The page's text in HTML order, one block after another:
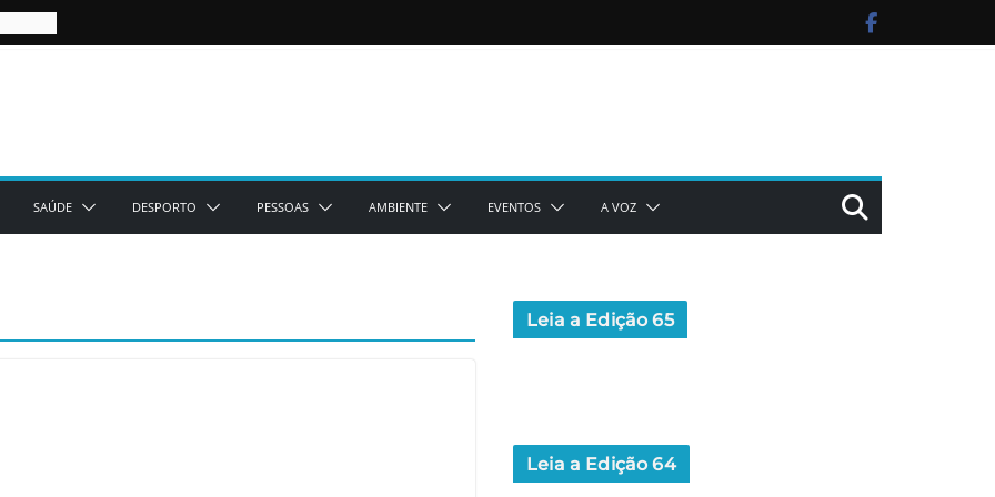
SAÚDE DESPORTO PESSOAS AMBIENTE EVENTOS A VOZ
Leia a Edição 65
Leia a Edição 64